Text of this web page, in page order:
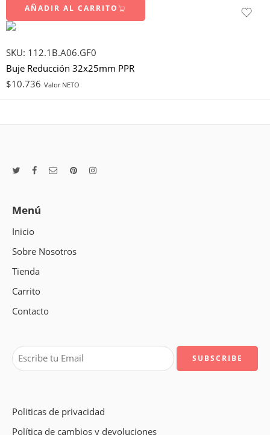
AÑADIR AL CARRITO
SKU: 112.1B.A06.GF0
Buje Reducción 32x25mm PPR
$10.736 Valor NETO
Menú
Inicio
Sobre Nosotros
Tienda
Carrito
Contacto
Politicas de privacidad
Política de cambios y devoluciones